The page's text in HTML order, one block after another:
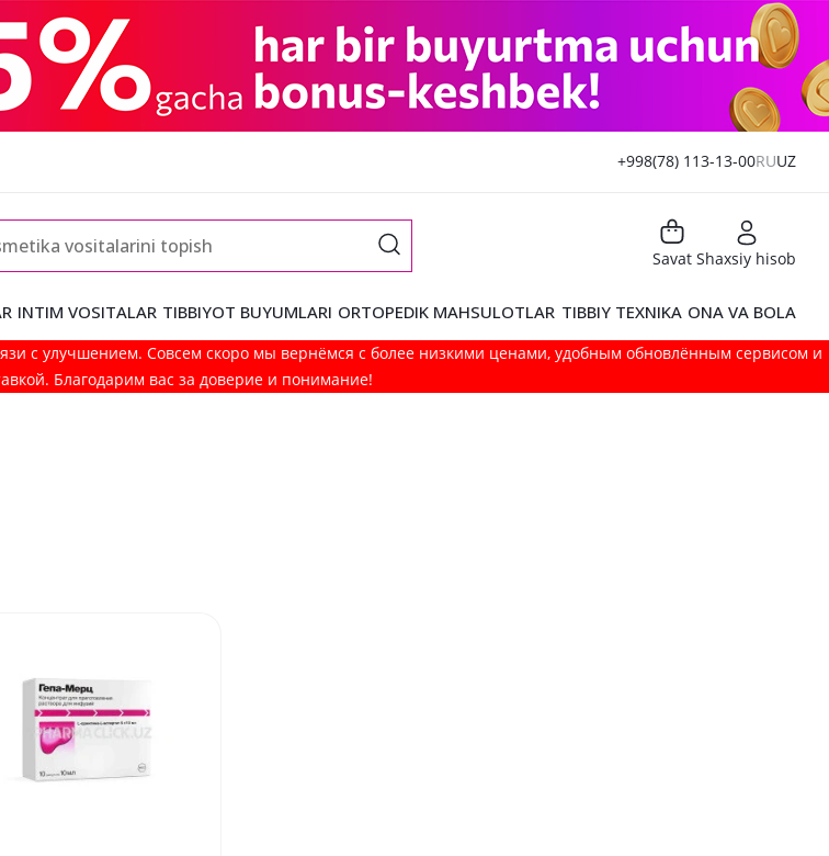
+998(78) 113-13-00RUUZ
Savat Shaxsiy hisob
INTIM VOSITALAR TIBBIYOT BUYUMLARI ORTOPEDIK MAHSULOTLAR TIBBIY TEXNIKA ONA VA BOLA
с улучшением. Совсем скоро мы вернёмся с более низкими ценами, удобным обновлённым сервисом и
Благодарим вас за доверие и понимание!